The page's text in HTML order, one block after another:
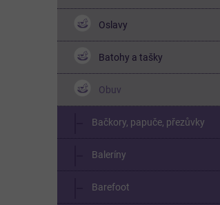
Oslavy
Batohy a tašky
Obuv
Bačkory, papuče, přezůvky
Baleríny
Barefoot